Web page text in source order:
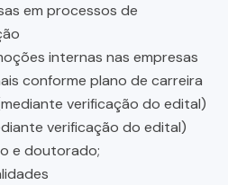
em processos de
internas nas empresas
conforme plano de carreira
verificação do edital)
verificação do edital)
e doutorado;